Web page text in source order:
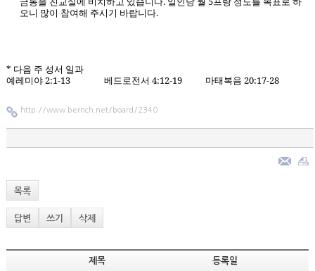
오니 많이 참여해 주시기 바랍니다.
* 다음 주 성서 일과
예레미야2:1-13 베드로전서 4:12-19 마태복음 20:17-28
http://www.bernch.net/board/2340
목록
답변 쓰기 삭제
제목 등록일